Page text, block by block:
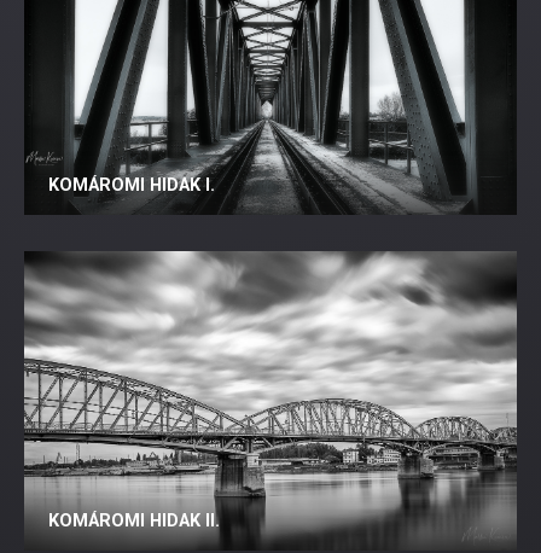
KOMÁROMI HIDAK I.
KOMÁROMI HIDAK II.